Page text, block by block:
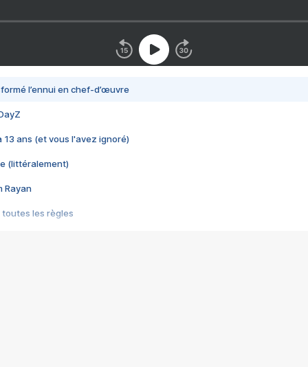
l’ennui en chef-d’œuvre
13 ans (et vous l'avez ignoré)
(littéralement)
Rayan
toutes les règles